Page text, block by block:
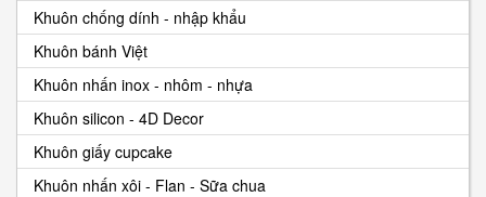
Khuôn chống dính - nhập khẩu
Khuôn bánh Việt
Khuôn nhấn inox - nhôm - nhựa
Khuôn silicon - 4D Decor
Khuôn giấy cupcake
Khuôn nhấn xôi - Flan - Sữa chua